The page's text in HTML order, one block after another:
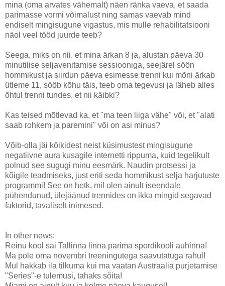
mina (oma arvates vähemalt) näen ränka vaeva, et saada
parimasse vormi võimalust ning samas vaevab mind
endiselt mingisugune vigastus, mis mulle rehabilitatsiooni
näol veel tööd juurde teeb?
Seega, miks on nii, et mina ärkan 8 ja, alustan päeva 30
minutilise seljavenitamise sessiooniga, seejärel söön
hommikust ja siirdun päeva esimesse trenni kui mõni ärkab
ütleme 11, sööb kõhu täis, teeb oma tegevusi ja läheb alles
õhtul trenni tundes, et nii käibki?
Kas teised mõtlevad ka, et "ma teen liiga vähe" või, et "alati
saab rohkem ja paremini" või on asi minus?
Võib-olla jäi kõikidest neist küsimustest mingisugune
negatiivne aura kusagile internetti rippuma, kuid tegelikult
polnud see sugugi minu eesmärk. Naudin protsessi ja
kõigile teadmiseks, just eriti seda hommikust selja harjutuste
programmi! See on hetk, mil olen ainult iseendale
pühendunud, ülejäänud trennides on ikka mingid segavad
faktorid, tavaliselt inimesed.
In other news:
Reinu kool sai Tallinna linna parima spordikooli auhinna!
Ma pole oma novembri treeningutega saavutatuga rahul!
Mul hakkab ila tilkuma kui ma vaatan Austraalia purjetamise
"Series"-e tulemusi, tahaks sõita!